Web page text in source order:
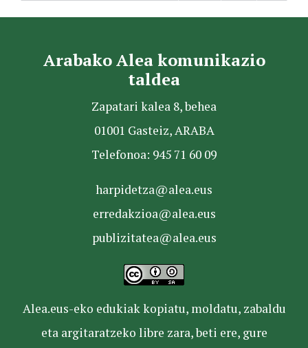
Arabako Alea komunikazio
taldea
Zapatari kalea 8, behea
01001 Gasteiz, ARABA
Telefonoa: 945 71 60 09
harpidetza@alea.eus
erredakzioa@alea.eus
publizitatea@alea.eus
Alea.eus-eko edukiak kopiatu, moldatu, zabaldu
eta argitaratzeko libre zara, beti ere, gure